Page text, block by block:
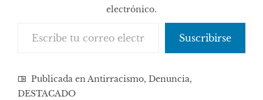
electrónico.
Suscribirse
Publicada enAntirracismo, Denuncia,
DESTACADO